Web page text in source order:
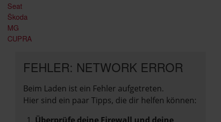
Seat
Škoda
MG
CUPRA
FEHLER: NETWORK ERROR
Beim Laden ist ein Fehler aufgetreten.
Hier sind ein paar Tipps, die dir helfen können: